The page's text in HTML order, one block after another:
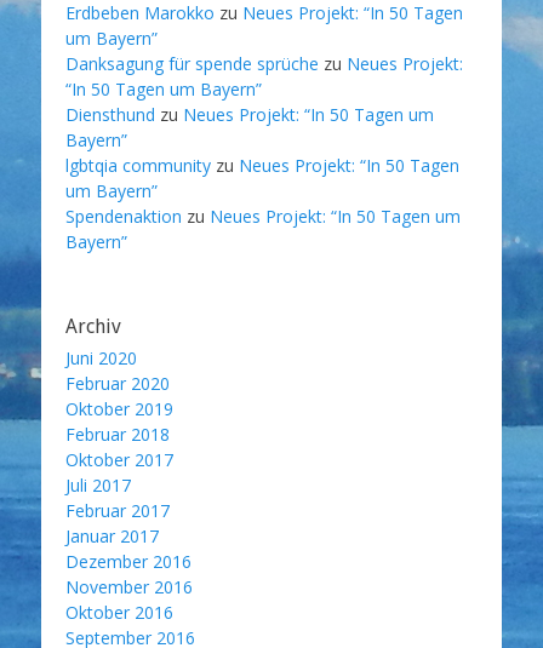
Erdbeben Marokko zu Neues Projekt: “In 50 Tagen
um Bayern”
Danksagung für spende sprüche zu Neues Projekt:
“In 50 Tagen um Bayern”
Diensthund zu Neues Projekt: “In 50 Tagen um
Bayern”
lgbtqia community zu Neues Projekt: “In 50 Tagen
um Bayern”
Spendenaktion zu Neues Projekt: “In 50 Tagen um
Bayern”
Archiv
Juni 2020
Februar 2020
Oktober 2019
Februar 2018
Oktober 2017
Juli 2017
Februar 2017
Januar 2017
Dezember 2016
November 2016
Oktober 2016
September 2016